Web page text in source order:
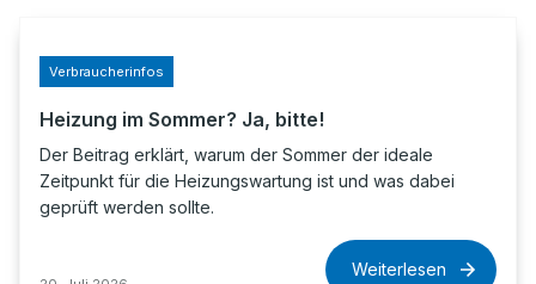
Verbraucherinfos
Heizung im Sommer? Ja, bitte!
Der Beitrag erklärt, warum der Sommer der ideale
Zeitpunkt für die Heizungswartung ist und was dabei
geprüft werden sollte.
Weiterlesen